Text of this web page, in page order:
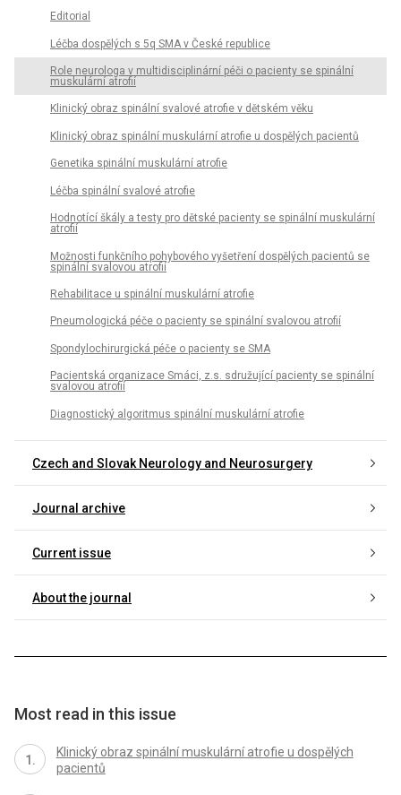
Editorial
Léčba dospělých s 5q SMA v České republice
Role neurologa v multidisciplinární péči o pacienty se spinální
muskulární atrofií
Klinický obraz spinální svalové atrofie v dětském věku
Klinický obraz spinální muskulární atrofie u dospělých pacientů
Genetika spinální muskulární atrofie
Léčba spinální svalové atrofie
Hodnotící škály a testy pro dětské pacienty se spinální muskulární
atrofií
Možnosti funkčního pohybového vyšetření dospělých pacientů se
spinální svalovou atrofií
Rehabilitace u spinální muskulární atrofie
Pneumologická péče o pacienty se spinální svalovou atrofií
Spondylochirurgická péče o pacienty se SMA
Pacientská organizace Smáci, z.s. sdružující pacienty se spinální
svalovou atrofií
Diagnostický algoritmus spinální muskulární atrofie
Czech and Slovak Neurology and Neurosurgery
Journal archive
Current issue
About the journal
Most read in this issue
Klinický obraz spinální muskulární atrofie u dospělých
pacientů